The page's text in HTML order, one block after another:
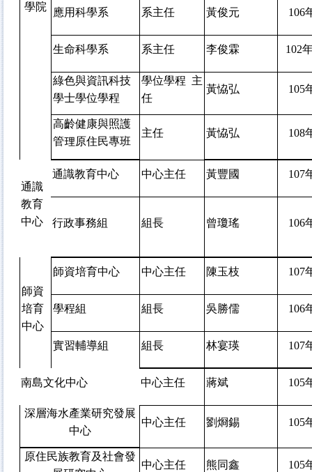
學院
應用科學系 系主任 黃俊元 106
生命科學系 系主任 李俊霖 102
綠色與資訊科技
學士學位學程
學位學程 主
任
黃恊弘 105
高齡健康與照護
管理原住民專班
主任 黃恊弘 108
通識
教育
中心
通識教育中心 中心主任 黃豐國 107
行政事務組 組長 曾瓊瑤 106
師資
培育
中心
師資培育中心 中心主任 陳玉枝 107
學程組 組長 吳勝儒 106
實習輔導組 組長 林宴瑛 107
南島文化中心 中心主任 蔣斌 105
深層海水產業研究發展
中心
中心主任 劉烱錫 105
原住民族教育及社會發
中心主任 熊同鑫 105